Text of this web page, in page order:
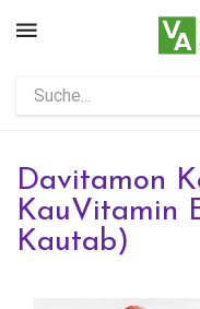
Davitamon
KauVitamin
Kautab)